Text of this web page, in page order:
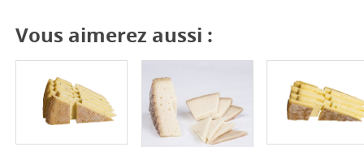
Vous aimerez aussi :